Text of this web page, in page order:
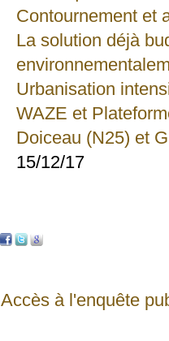
Contournement et
La solution déjà
Urbanisation
WAZE et
Doiceau (N25) et
15/12/17
Accès à l'enquête